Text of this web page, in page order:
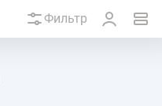
Фильтр